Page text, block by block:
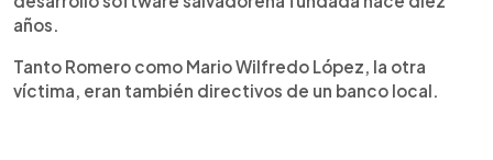
años.
Tanto Romero como Mario Wilfredo López, la otra
víctima, eran también directivos de un banco local.